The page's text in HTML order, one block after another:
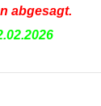
abgesagt.